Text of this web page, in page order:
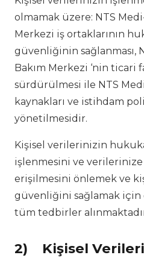
olmamak üzere: NTS
Merkezi iş ortaklarının
güvenliğinin sağlanması,
Bakım Merkezi ‘nin ticari
sürdürülmesi ile NTS
kaynakları ve istihdam
yönetilmesidir.
Kişisel verilerinizin
işlenmesini ve verilerinize
erişilmesini önlemek ve
güvenliğini sağlamak
tüm tedbirler
2) Kişisel